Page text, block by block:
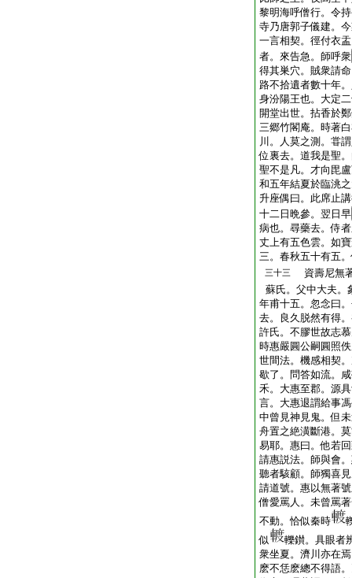
黎明海呼僧行。令
寺乃唐郭子儀建。
一言相契。徑付衣
者。來告急。師呼衆
得其巣穴。賊衆請
路不拾遺者數十年
身汾陽王也。大定
開堂出世。拈香於
三郷竹閣庵。時著
川。人莫之測。甞
位裏去。道我是聖
聖不是凡。才向毘
和五年結夏於臨洮
升座偶曰。此席止
十二日晩參。翌日早
病也。尋藥去。侍
丈上有五色雲。如
三。春秋五十有五
三十三
資壽尼無
蘇氏。父中大夫。
年甫十五。忽念曰
去。良久脱然有得
許氏。不膠世故志
時惠嚴圓公嗣圓照
世間法。機感相契
歇了。問答如流。
禾。大惠至郡。源
言。大惠退謂給事
中曾見神見鬼。但
舟置之絶潢斷港。
易耶。惠曰。他若
請惠説法。師與會
聽者駭顧。師獨喜
請道號。惠以無著
僧愛罵人。未曾罵
不動。恰似秦時
似
轢鑚。具眼者
衆坐夏。濟川亦在
麽不恁麽總不得語